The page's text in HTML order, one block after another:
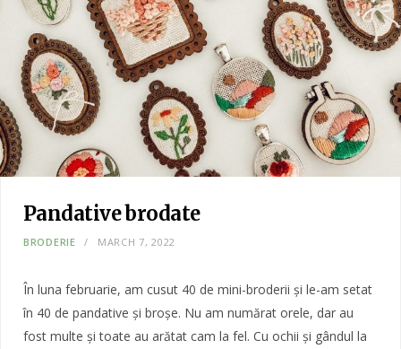
Pandative brodate
BRODERIE MARCH 7, 2022
În luna februarie, am cusut 40 de mini-broderii și le-am setat
în 40 de pandative și broșe. Nu am numărat orele, dar au
fost multe și toate au arătat cam la fel. Cu ochii și gândul la